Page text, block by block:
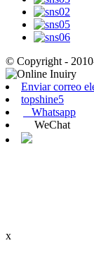
© Copyright -
Enviar correo
topshine5
Whatsapp
WeChat
x